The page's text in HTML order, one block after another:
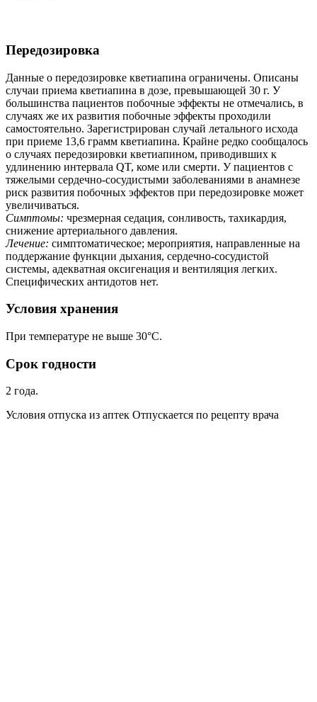
Передозировка
Данные о передозировке кветиапина ограничены. Описаны
случаи приема кветиапина в дозе, превышающей 30 г. У
большинства пациентов побочные эффекты не отмечались, в
случаях же их развития побочные эффекты проходили
самостоятельно. Зарегистрирован случай летального исхода
при приеме 13,6 грамм кветиапина. Крайне редко сообщалось
о случаях передозировки кветиапином, приводивших к
удлинению интервала QT, коме или смерти. У пациентов с
тяжелыми сердечно-сосудистыми заболеваниями в анамнезе
риск развития побочных эффектов при передозировке может
увеличиваться.
Симптомы: чрезмерная седация, сонливость, тахикардия,
снижение артериального давления.
Лечение: симптоматическое; мероприятия, направленные на
поддержание функции дыхания, сердечно-сосудистой
системы, адекватная оксигенация и вентиляция легких.
Специфических антидотов нет.
Условия хранения
При температуре не выше 30°С.
Срок годности
2 года.
Условия отпуска из аптек Отпускается по рецепту врача